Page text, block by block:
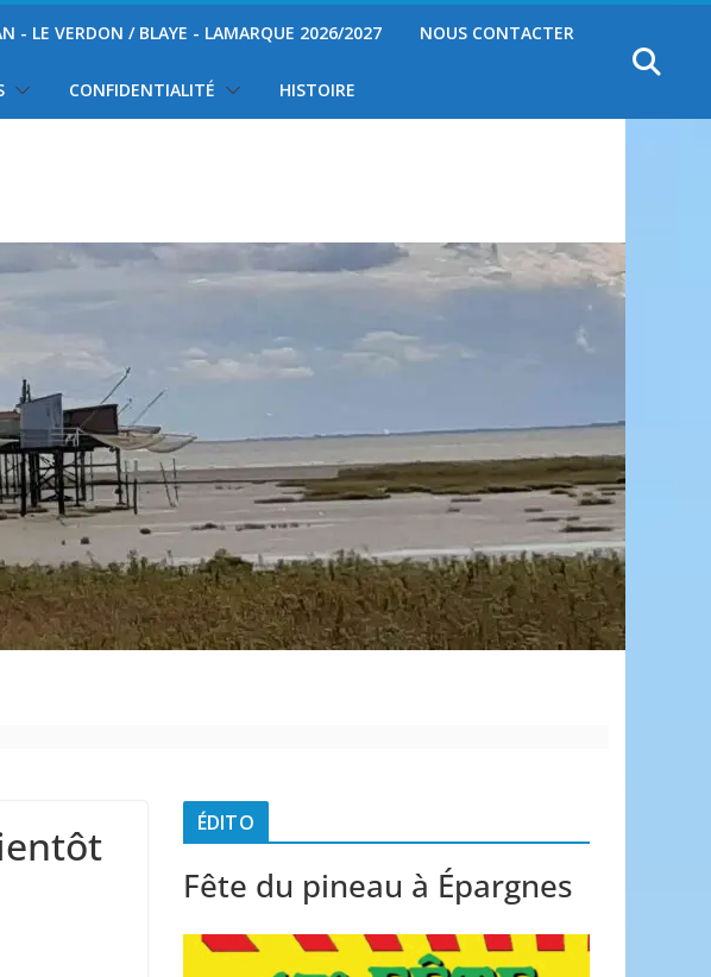
- LE VERDON / BLAYE - LAMARQUE 2026/2027 NOUS CONTACTER
CONFIDENTIALITÉ HISTOIRE
ÉDITO
Fête du pineau à Épargnes